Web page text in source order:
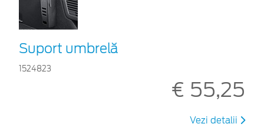
Suport umbrelă
1524823
€ 55,25
Vezi detalii